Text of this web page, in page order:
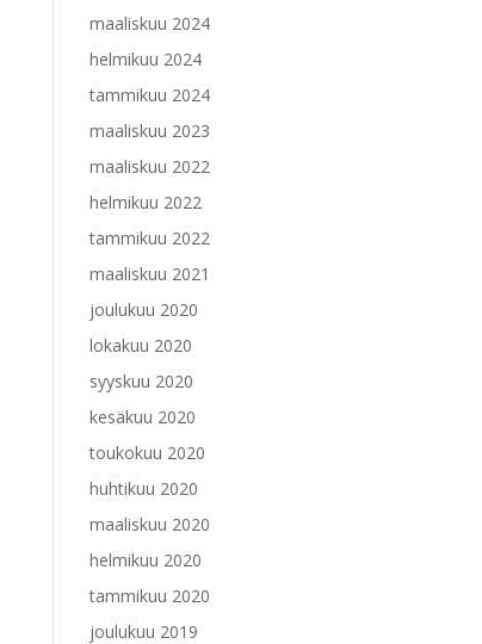
maaliskuu 2024
helmikuu 2024
tammikuu 2024
maaliskuu 2023
maaliskuu 2022
helmikuu 2022
tammikuu 2022
maaliskuu 2021
joulukuu 2020
lokakuu 2020
syyskuu 2020
kesäkuu 2020
toukokuu 2020
huhtikuu 2020
maaliskuu 2020
helmikuu 2020
tammikuu 2020
joulukuu 2019